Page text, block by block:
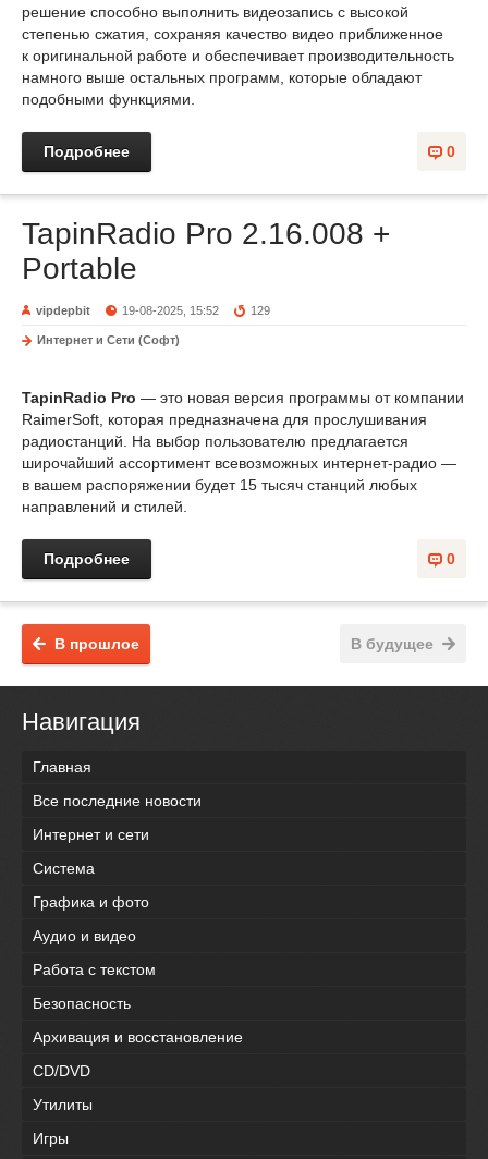
решение способно выполнить видеозапись с высокой
степенью сжатия, сохраняя качество видео приближенное
к оригинальной работе и обеспечивает производительность
намного выше остальных программ, которые обладают
подобными функциями.
0
Подробнее
TapinRadio Pro 2.16.008 +
Portable
vipdepbit 19-08-2025, 15:52 129
Интернет и Сети (Софт)
TapinRadio Pro — это новая версия программы от компании
RaimerSoft, которая предназначена для прослушивания
радиостанций. На выбор пользователю предлагается
широчайший ассортимент всевозможных интернет-радио —
в вашем распоряжении будет 15 тысяч станций любых
направлений и стилей.
0
Подробнее
В будущее
В прошлое
Навигация
Главная
Все последние новости
Интернет и сети
Система
Графика и фото
Аудио и видео
Работа с текстом
Безопасность
Архивация и восстановление
CD/DVD
Утилиты
Игры